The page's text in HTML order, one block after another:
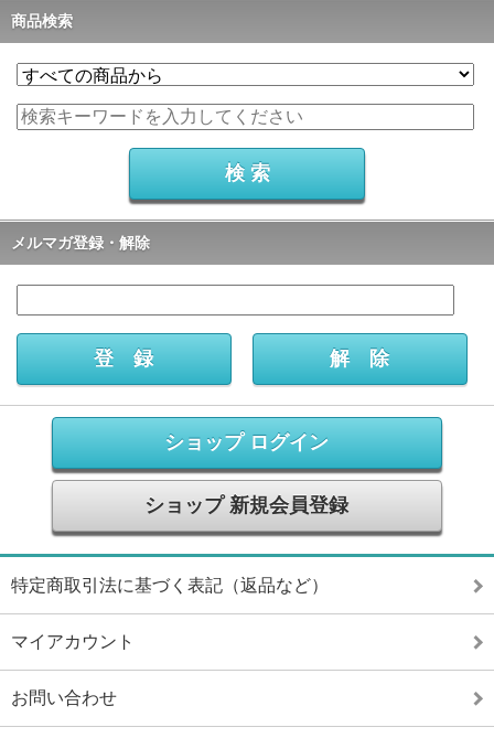
商品検索
メルマガ登録・解除
ショップ ログイン
ショップ 新規会員登録
特定商取引法に基づく表記（返品など）
マイアカウント
お問い合わせ